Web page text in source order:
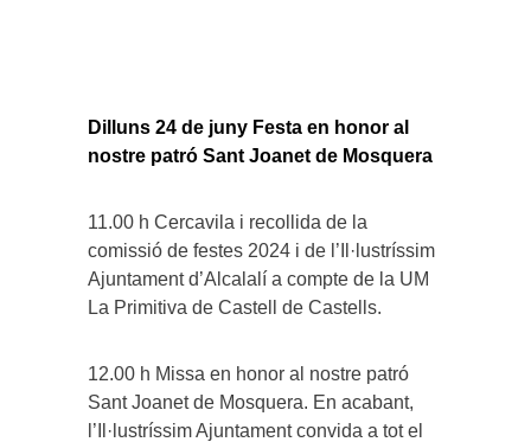
Dilluns 24 de juny Festa en honor al
nostre patró Sant Joanet de Mosquera
11.00 h Cercavila i recollida de la
comissió de festes 2024 i de l’Il·lustríssim
Ajuntament d’Alcalalí a compte de la UM
La Primitiva de Castell de Castells.
12.00 h Missa en honor al nostre patró
Sant Joanet de Mosquera. En acabant,
l’Il·lustríssim Ajuntament convida a tot el